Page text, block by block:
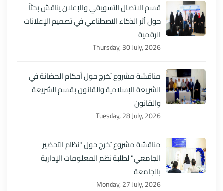
قسم الاتصال التسويقي والإعلان يناقش بحثاً
حول أثر الذكاء الاصطناعي في تصميم الإعلانات
الرقمية
Thursday, 30 July, 2026
مناقشة مشروع تخرج حول أحكام الحضانة في
الشريعة الإسلامية والقانون بقسم الشريعة
والقانون
Tuesday, 28 July, 2026
مناقشة مشروع تخرج حول "نظام التحضير
الجامعي" لطلبة نظم المعلومات الإدارية
بالجامعة
Monday, 27 July, 2026